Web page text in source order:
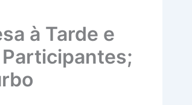
à Tarde e